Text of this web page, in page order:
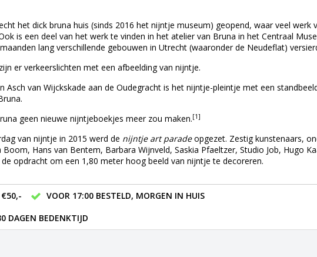
het dick bruna huis (sinds 2016 het nijntje museum) geopend, waar veel werk
is een deel van het werk te vinden in het atelier van Bruna in het Centraal
lang verschillende gebouwen in Utrecht (waaronder de Neudeflat)
er verkeerslichten met een afbeelding van nijntje.
Asch van Wijckskade aan de Oudegracht is het nijntje-pleintje met een
.
geen nieuwe nijntjeboekjes meer zou maken.[1]
van nijntje in 2015 werd de nijntje art paradeopgezet. Zestig kunstenaars,
Boom, Hans van Bentem, Barbara Wijnveld, Saskia Pfaeltzer, Studio Job, Hugo
de opdracht om een 1,80 meter hoog beeld van nijntje te decoreren.
€50,-
VOOR 17:00 BESTELD, MORGEN IN HUIS
DAGEN BEDENKTIJD